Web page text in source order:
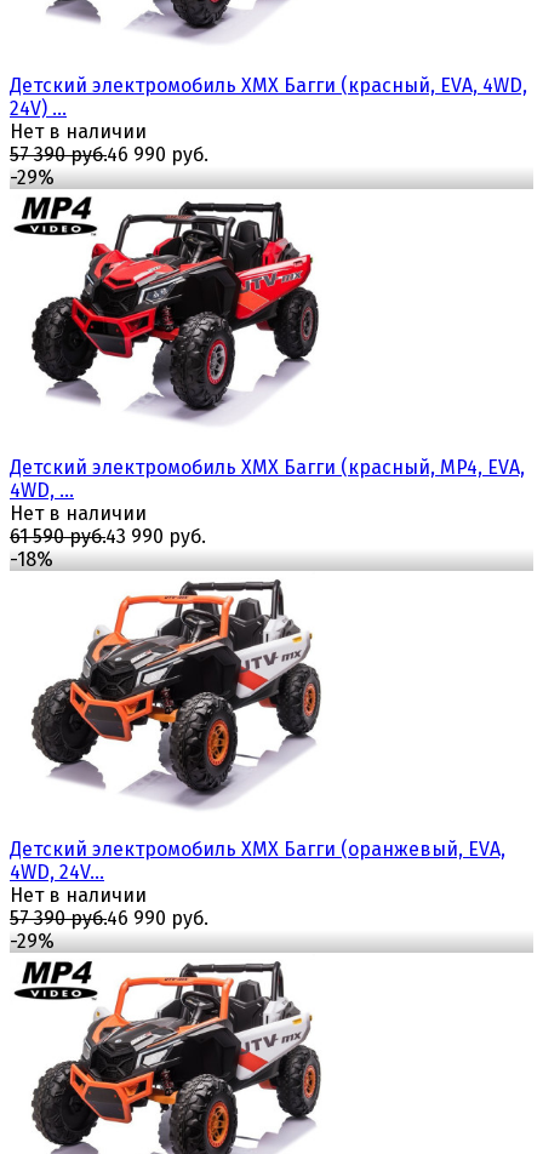
избранное сравнить
Детский электромобиль XMX Багги (красный, EVA, 4WD,
24V) ...
Нет в наличии
57 390 руб.46 990 руб.
-29%
избранноесравнить
Детский электромобиль XMX Багги (красный, MP4, EVA,
4WD, ...
Нет в наличии
61 590 руб.43 990 руб.
-18%
избранноесравнить
Детский электромобиль XMX Багги (оранжевый, EVA,
4WD, 24V...
Нет в наличии
57 390 руб.46 990 руб.
-29%